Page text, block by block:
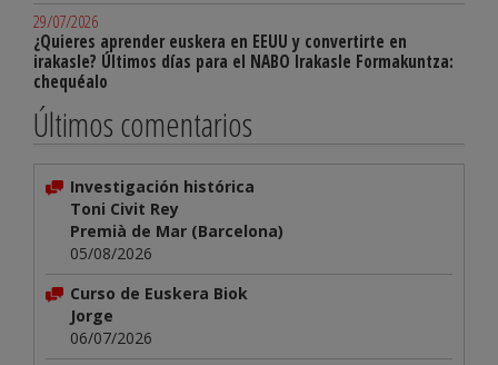
29/07/2026
¿Quieres aprender euskera en EEUU y convertirte en
irakasle? Últimos días para el NABO Irakasle Formakuntza:
chequéalo
Últimos comentarios
Investigación histórica
Toni Civit Rey
Premià de Mar (Barcelona)
05/08/2026
Curso de Euskera Biok
Jorge
06/07/2026